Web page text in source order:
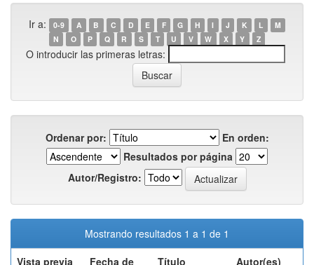
Ir a: 0-9 A B C D E F G H I J K L
M
N
O P Q R S T U V W X Y Z
O introducir las primeras letras:
Ordenar por:
En orden:
Resultados por página
Autor/Registro:
Mostrando resultados 1 a 1 de 1
Vista previa
Fecha de
Título Autor(es)